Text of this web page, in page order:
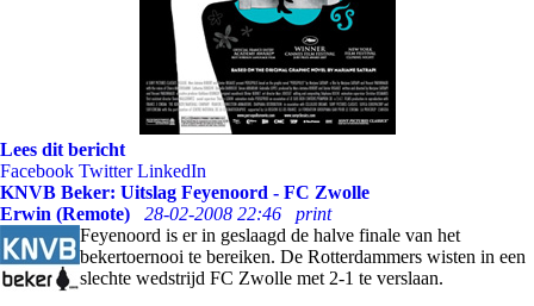
Lees dit bericht
Facebook Twitter LinkedIn
KNVB Beker: Uitslag Feyenoord - FC Zwolle
Erwin (Remote)
28-02-2008 22:46
print
Feyenoord is er in geslaagd de halve finale van het
bekertoernooi te bereiken. De Rotterdammers wisten in een
slechte wedstrijd FC Zwolle met 2-1 te verslaan.